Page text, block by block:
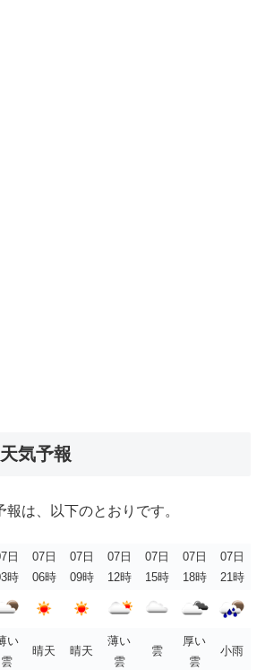
気予報
は、以下のとおりです。
日
時
07日
06時
07日
09時
07日
12時
07日
15時
07日
18時
07日
21時
い
雲
晴天 晴天
薄い
雲
雲
厚い
雲
小雨